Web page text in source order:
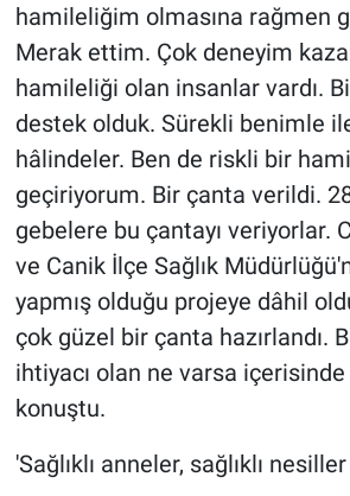
hamileliğim olmasına rağmen
Merak ettim. Çok deneyim
hamileliği olan insanlar vardı.
destek olduk. Sürekli benimle
hâlindeler. Ben de riskli bir
geçiriyorum. Bir çanta verildi.
gebelere bu çantayı veriyorlar.
ve Canik İlçe Sağlık
yapmış olduğu projeye dâhil
çok güzel bir çanta hazırlandı.
ihtiyacı olan ne varsa içerisinde
konuştu.
'Sağlıklı anneler, sağlıklı